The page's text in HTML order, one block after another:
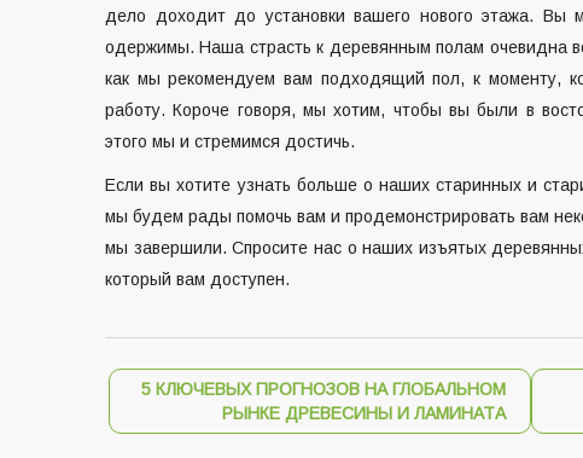
дело доходит до установки вашего нового этажа. Вы
одержимы. Наша страсть к деревянным полам очевидна
как мы рекомендуем вам подходящий пол, к моменту,
работу. Короче говоря, мы хотим, чтобы вы были в
этого мы и стремимся достичь.
Если вы хотите узнать больше о наших старинных и
мы будем рады помочь вам и продемонстрировать вам
мы завершили. Спросите нас о наших изъятых
который вам доступен.
5 КЛЮЧЕВЫХ ПРОГНОЗОВ НА ГЛОБАЛЬНОМ
РЫНКЕ ДРЕВЕСИНЫ И ЛАМИНАТА